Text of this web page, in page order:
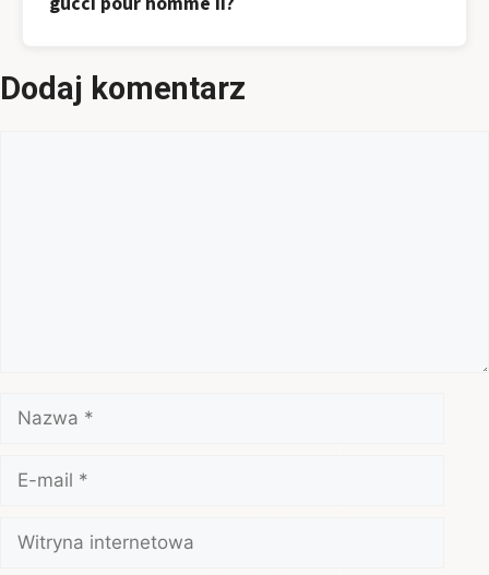
Dodaj komentarz
Nazwa
mail
Witryna
internetowa